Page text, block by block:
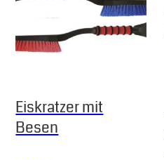
Eiskratzer mit
Besen